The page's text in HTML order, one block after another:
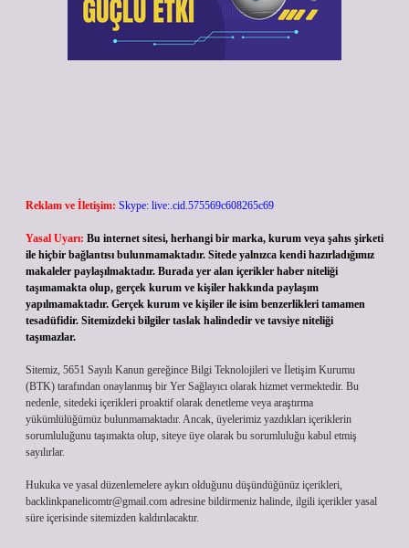
Reklam ve İletişim: Skype: live:.cid.575569c608265c69
Yasal Uyarı: Bu internet sitesi, herhangi bir marka, kurum veya şahıs şirketi
ile hiçbir bağlantısı bulunmamaktadır. Sitede yalnızca kendi hazırladığımız
makaleler paylaşılmaktadır. Burada yer alan içerikler haber niteliği
taşımamakta olup, gerçek kurum ve kişiler hakkında paylaşım
yapılmamaktadır. Gerçek kurum ve kişiler ile isim benzerlikleri tamamen
tesadüfidir. Sitemizdeki bilgiler taslak halindedir ve tavsiye niteliği
taşımazlar.
Sitemiz, 5651 Sayılı Kanun gereğince Bilgi Teknolojileri ve İletişim Kurumu
(BTK) tarafından onaylanmış bir Yer Sağlayıcı olarak hizmet vermektedir. Bu
nedenle, sitedeki içerikleri proaktif olarak denetleme veya araştırma
yükümlülüğümüz bulunmamaktadır. Ancak, üyelerimiz yazdıkları içeriklerin
sorumluluğunu taşımakta olup, siteye üye olarak bu sorumluluğu kabul etmiş
sayılırlar.
Hukuka ve yasal düzenlemelere aykırı olduğunu düşündüğünüz içerikleri,
backlinkpanelicomtr@gmail.com adresine bildirmeniz halinde, ilgili içerikler yasal
süre içerisinde sitemizden kaldırılacaktır.